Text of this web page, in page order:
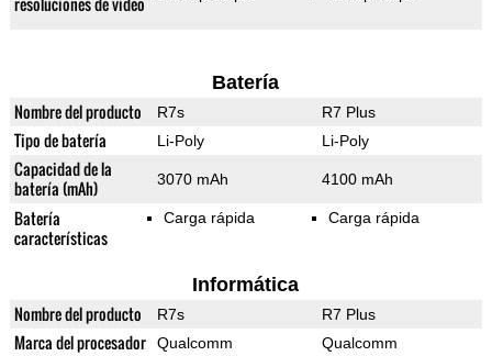
Batería
Nombre del producto R7s R7 Plus
Tipo de batería Li-Poly Li-Poly
Capacidad de la
batería (mAh)
3070 mAh 4100 mAh
Batería
características
Carga rápida Carga rápida
Informática
Nombre del producto R7s R7 Plus
Marca del procesador Qualcomm Qualcomm